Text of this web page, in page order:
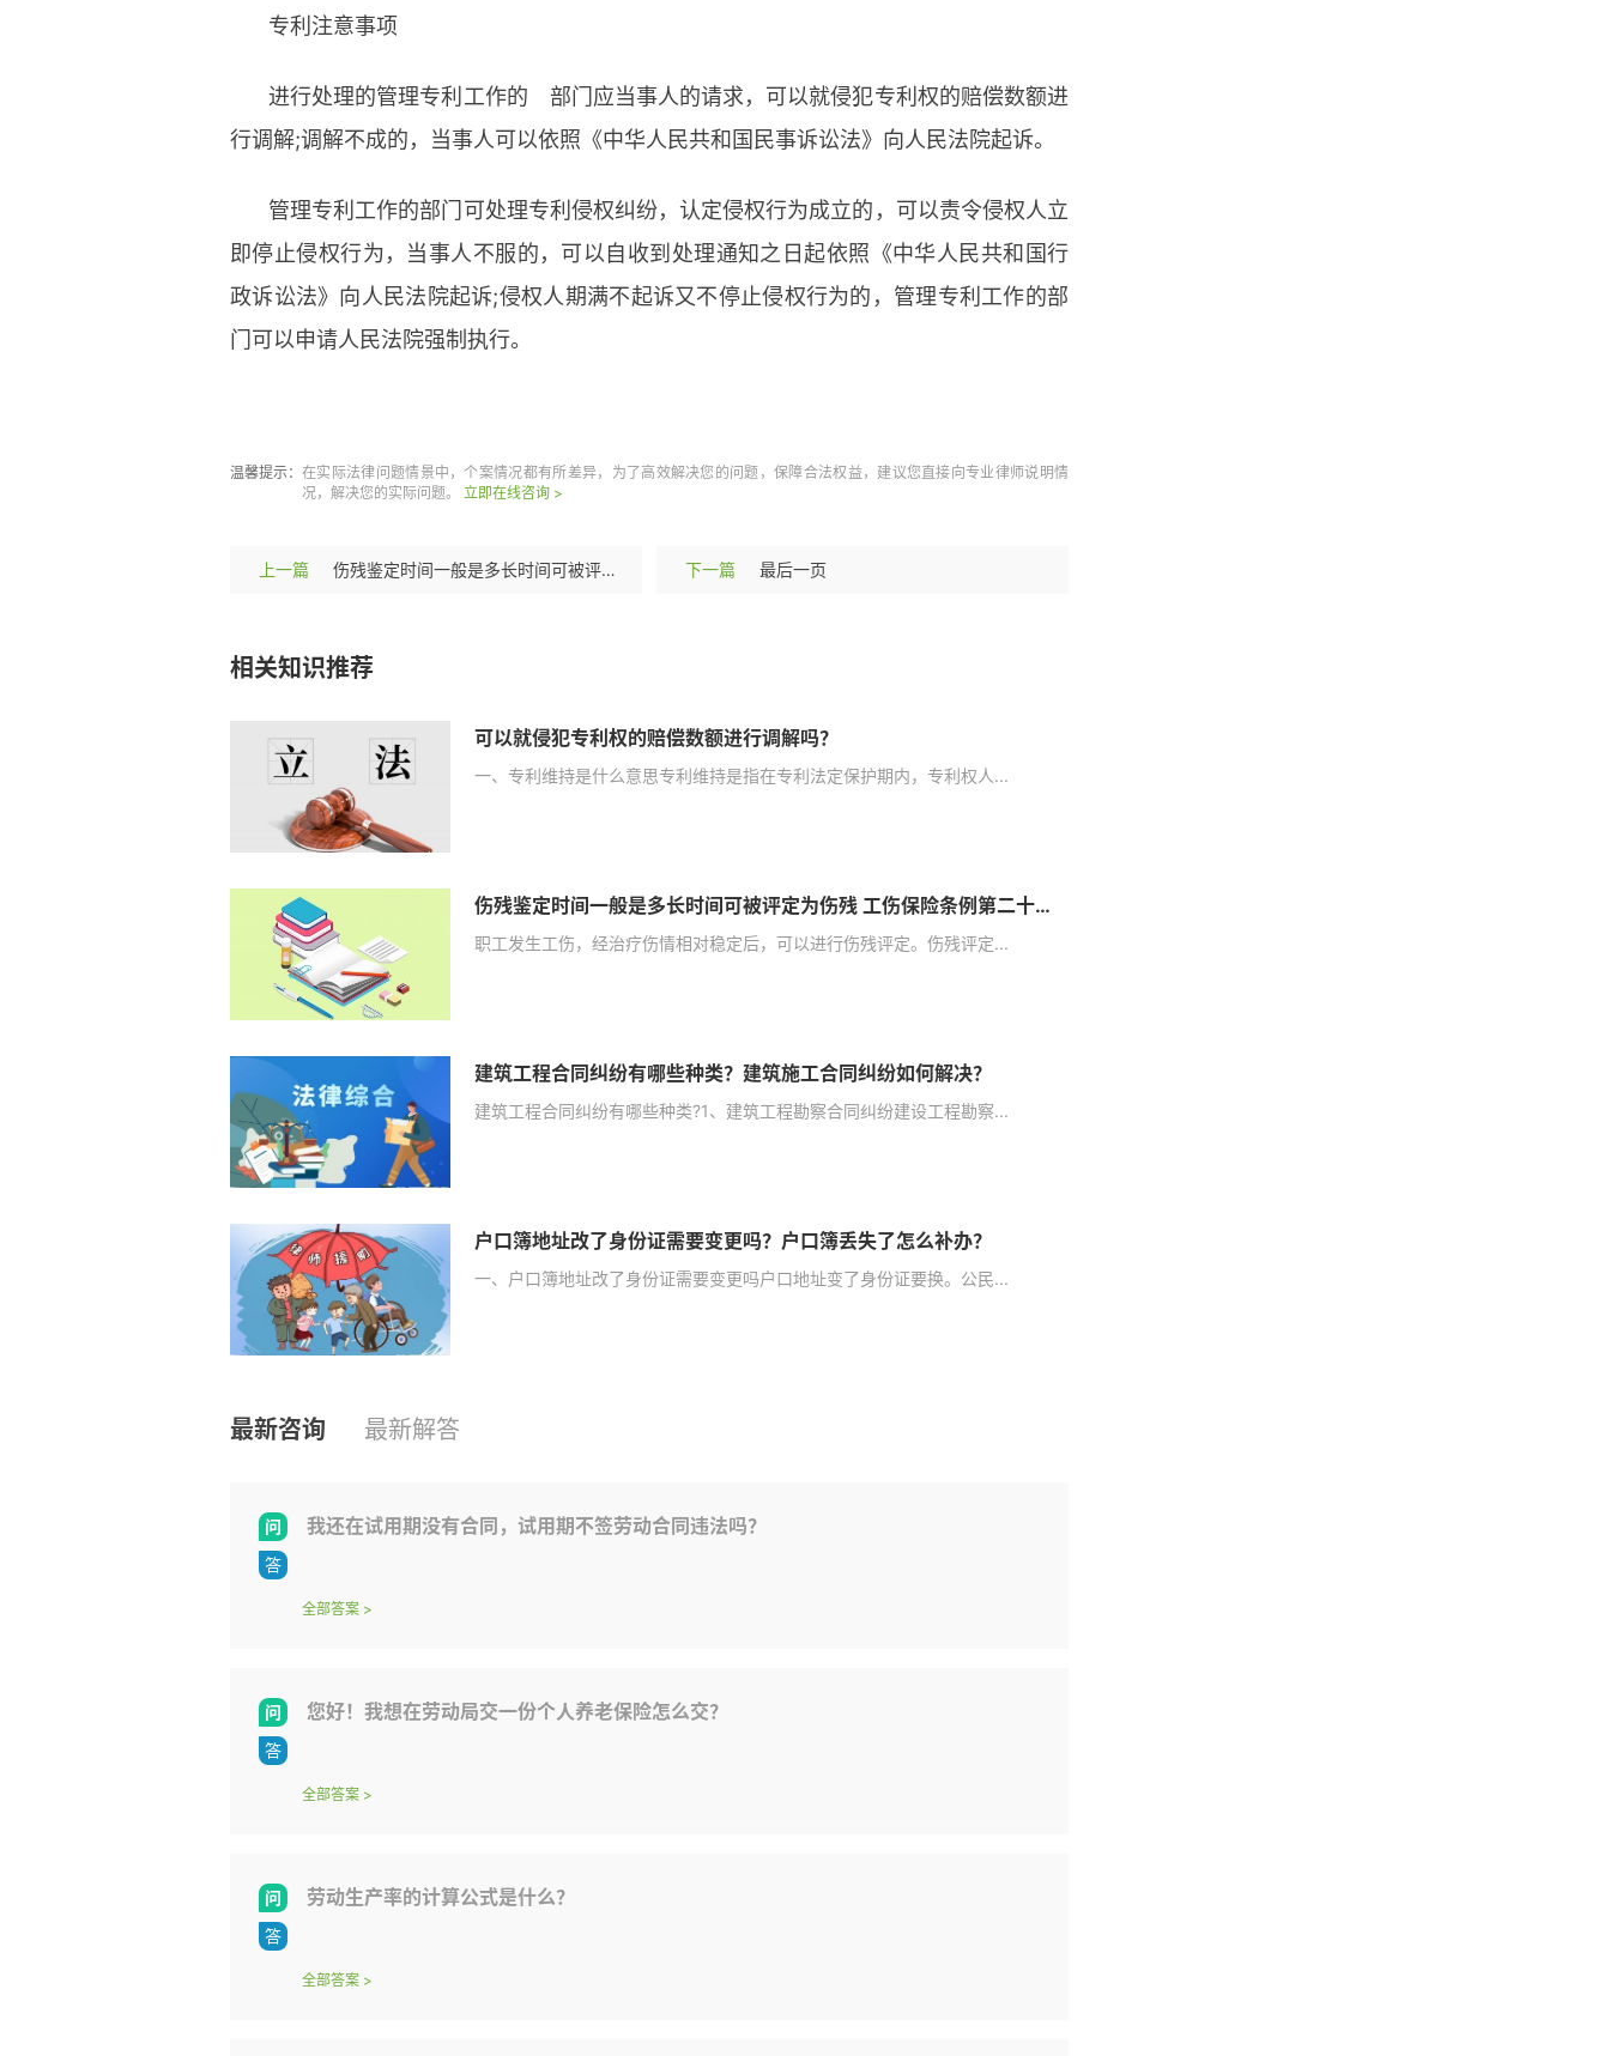
专利注意事项
进行处理的管理专利工作的 部门应当事人的请求，可以就侵犯专利权的赔偿数额进
行调解;调解不成的，当事人可以依照《中华人民共和国民事诉讼法》向人民法院起诉。
管理专利工作的部门可处理专利侵权纠纷，认定侵权行为成立的，可以责令侵权人立
即停止侵权行为，当事人不服的，可以自收到处理通知之日起依照《中华人民共和国行
政诉讼法》向人民法院起诉;侵权人期满不起诉又不停止侵权行为的，管理专利工作的部
门可以申请人民法院强制执行。
温馨提示： 在实际法律问题情景中，个案情况都有所差异，为了高效解决您的问题，保障合法权益，建议您直接向专业律师说明情
况，解决您的实际问题。 立即在线咨询 >
上一篇 伤残鉴定时间一般是多长时间可被评定为伤残 工伤保险条例第二十一条规定内容 下一篇 最后一页
相关知识推荐
可以就侵犯专利权的赔偿数额进行调解吗？
一、专利维持是什么意思专利维持是指在专利法定保护期内，专利权人...
伤残鉴定时间一般是多长时间可被评定为伤残 工伤保险条例第二十一条规定内容
职工发生工伤，经治疗伤情相对稳定后，可以进行伤残评定。伤残评定...
建筑工程合同纠纷有哪些种类？建筑施工合同纠纷如何解决？
建筑工程合同纠纷有哪些种类?1、建筑工程勘察合同纠纷建设工程勘察...
户口簿地址改了身份证需要变更吗？户口簿丢失了怎么补办？
一、户口簿地址改了身份证需要变更吗户口地址变了身份证要换。公民...
最新咨询 最新解答
我还在试用期没有合同，试用期不签劳动合同违法吗？
全部答案 >
您好！我想在劳动局交一份个人养老保险怎么交？
全部答案 >
劳动生产率的计算公式是什么？
全部答案 >